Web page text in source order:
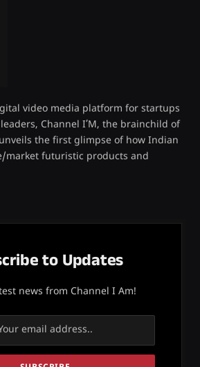
video media platform for startups
Channel I’M, the brainchild of
the first glimpse of how Indian
market futuristic products and
to Updates
news from Channel I Am!